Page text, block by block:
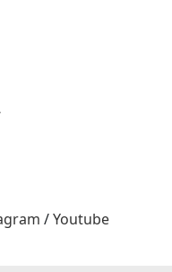
/Youtube